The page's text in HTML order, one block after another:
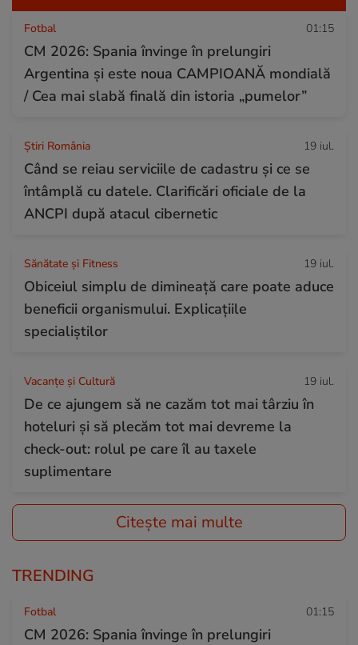
Fotbal 01:15
CM 2026: Spania învinge în prelungiri
Argentina și este noua CAMPIOANĂ mondială
/ Cea mai slabă finală din istoria „pumelor”
Știri România 19 iul.
Când se reiau serviciile de cadastru și ce se
întâmplă cu datele. Clarificări oficiale de la
ANCPI după atacul cibernetic
Sănătate și Fitness 19 iul.
Obiceiul simplu de dimineață care poate aduce
beneficii organismului. Explicațiile
specialiștilor
Vacanțe și Cultură 19 iul.
De ce ajungem să ne cazăm tot mai târziu în
hoteluri și să plecăm tot mai devreme la
check-out: rolul pe care îl au taxele
suplimentare
Citește mai multe
TRENDING
Fotbal 01:15
CM 2026: Spania învinge în prelungiri